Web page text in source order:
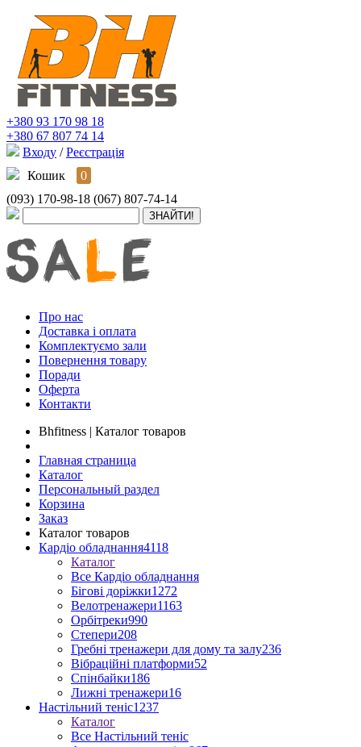
+380 93 170 98 18
+380 67 807 74 14
Входу / Реєстрація
Кошик
0
(093) 170-98-18 (067) 807-74-14
Про нас
Доставка і оплата
Комплектуємо зали
Повернення товару
Поради
Оферта
Контакти
Bhfitness | Каталог товаров
Главная страница
Каталог
Персональный раздел
Корзина
Заказ
Каталог товаров
Кардіо обладнання4118
Каталог
Все Кардіо обладнання
Бігові доріжки1272
Велотренажери1163
Орбітреки990
Степери208
Гребні тренажери для дому та залу236
Вібраційні платформи52
Спінбайки186
Лижні тренажери16
Настільний теніс1237
Каталог
Все Настільний теніс